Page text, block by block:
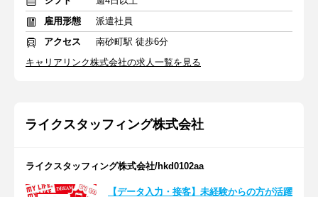
雇用形態
派遣社員
アクセス
南砂町駅 徒歩6分
キャリアリンク株式会社の求人一覧を見る
ライクスタッフィング株式会社
ライクスタッフィング株式会社/hkd0102aa
【データ入力・接客】未経験からの方が活躍